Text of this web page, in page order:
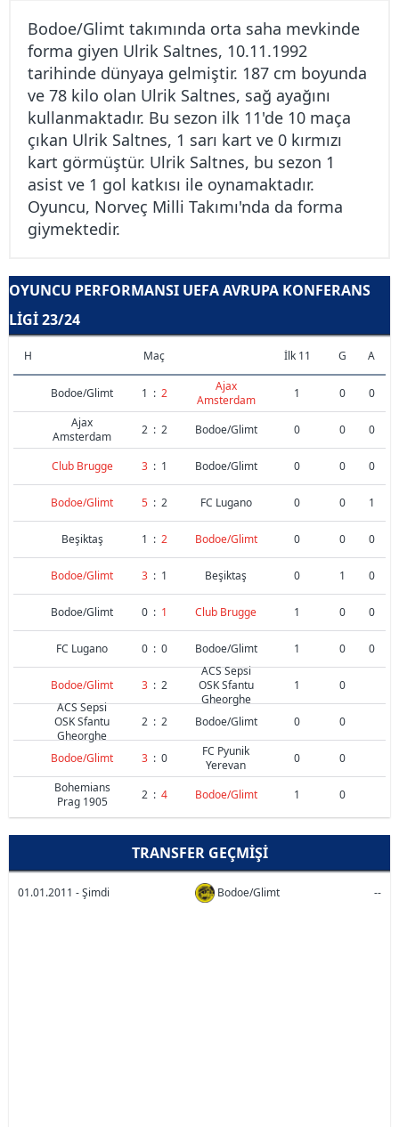
Bodoe/Glimt takımında orta saha mevkinde
forma giyen Ulrik Saltnes, 10.11.1992
tarihinde dünyaya gelmiştir. 187 cm boyunda
ve 78 kilo olan Ulrik Saltnes, sağ ayağını
kullanmaktadır. Bu sezon ilk 11'de 10 maça
çıkan Ulrik Saltnes, 1 sarı kart ve 0 kırmızı
kart görmüştür. Ulrik Saltnes, bu sezon 1
asist ve 1 gol katkısı ile oynamaktadır.
Oyuncu, Norveç Milli Takımı'nda da forma
giymektedir.
OYUNCU PERFORMANSI UEFA AVRUPA KONFERANS
LIGI 23/24
H Maç İlk 11 G A
Bodoe/Glimt 1 : 2
Ajax
Amsterdam
1 0
0
Ajax
Amsterdam
2 : 2 Bodoe/Glimt 0 0 0
Club Brugge 3 : 1 Bodoe/Glimt 0 0 0
Bodoe/Glimt 5 : 2 FC Lugano 0 0 1
Beşiktaş 1 : 2 Bodoe/Glimt 0 0 0
Bodoe/Glimt 3 : 1 Beşiktaş 0 1 0
Bodoe/Glimt 0 : 1 Club Brugge 1 0 0
FC Lugano 0 : 0 Bodoe/Glimt 1 0 0
Bodoe/Glimt 3 : 2
ACS Sepsi
OSK Sfantu
Gheorghe
1
0
ACS Sepsi
OSK Sfantu
Gheorghe
2 : 2 Bodoe/Glimt 0 0
Bodoe/Glimt 3 : 0
FC Pyunik
Yerevan
0
0
Bohemians
Prag 1905
2 : 4 Bodoe/Glimt 1 0
TRANSFER GEÇMIŞI
01.01.2011 - Şimdi Bodoe/Glimt --